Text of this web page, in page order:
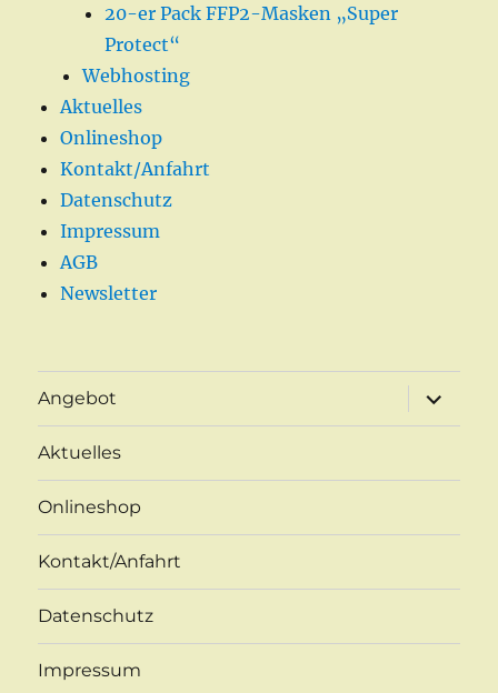
20-er Pack FFP2-Masken „Super
Protect“
Webhosting
Aktuelles
Onlineshop
Kontakt/Anfahrt
Datenschutz
Impressum
AGB
Newsletter
Angebot
öffnen
Aktuelles
Onlineshop
Kontakt/Anfahrt
Datenschutz
Impressum